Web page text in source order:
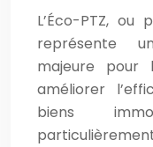
L’Éco-PTZ,
représente
majeure pour
améliorer
biens